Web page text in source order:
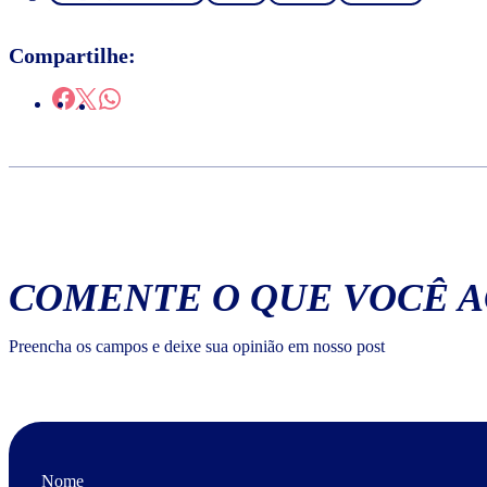
Compartilhe:
COMENTE O QUE VOCÊ
Preencha os campos e deixe sua opinião em nosso post
Nome